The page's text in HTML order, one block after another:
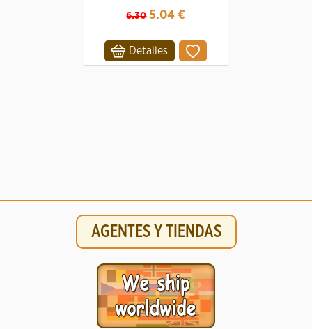
6.30 5.04 €
Detalles
AGENTES Y TIENDAS